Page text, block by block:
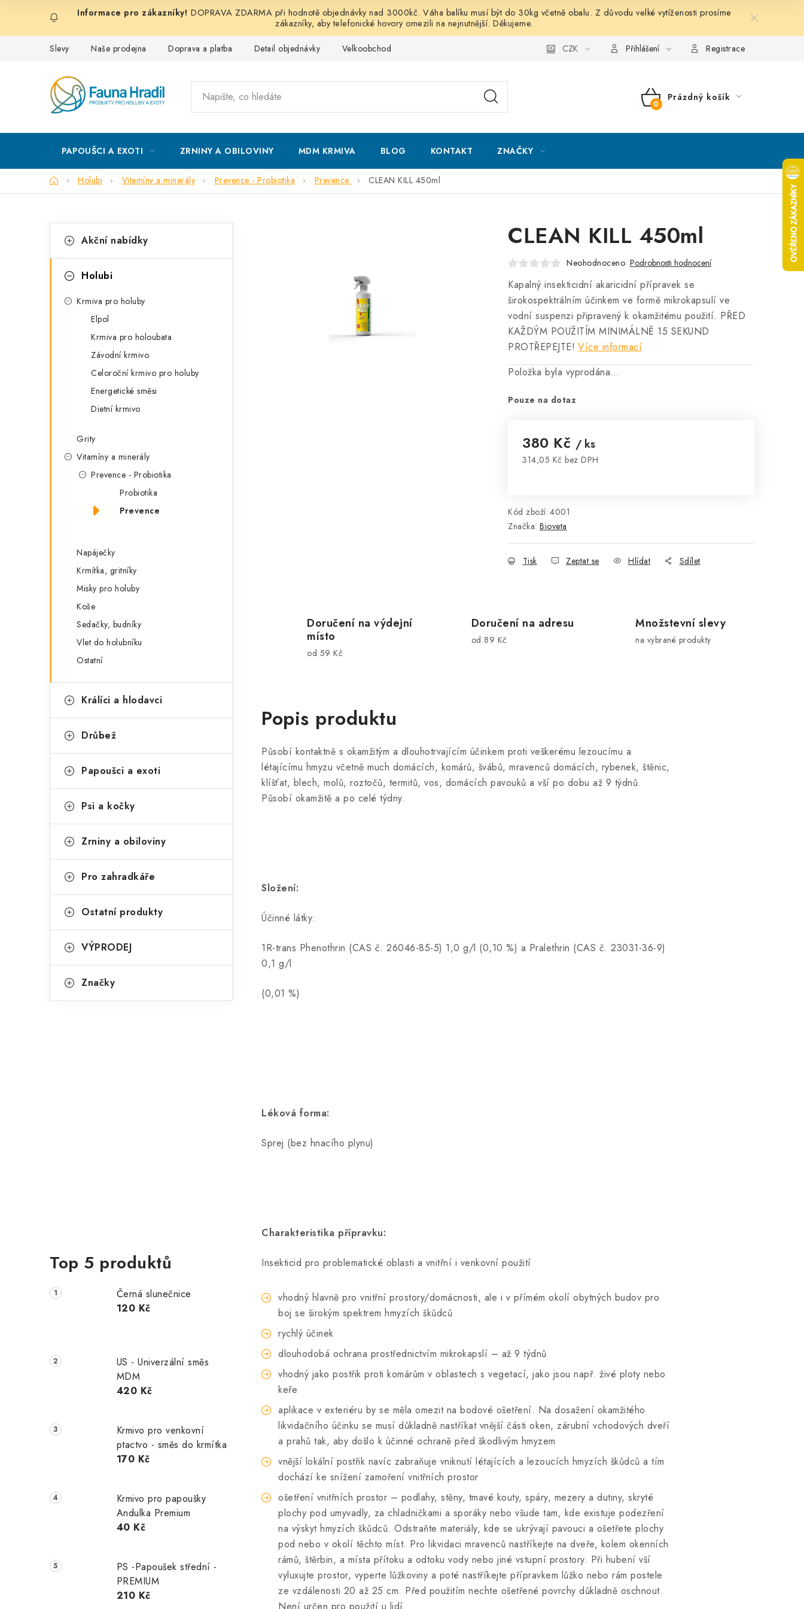
obsah
DOPRAVA ZDARMA při hodnotě objednávky nad 3000kč. Váha balíku musí být do 30kg včetně obalu. Z důvodu velké vytíženosti prosíme
zákazníky, aby telefonické hovory omezili na nejnutnější. Děkujeme.
Slevy Naše prodejna Doprava a platba Detail objednávky Velkoobchod Podmínky ochrany osobních údajů Mapa serveru Kontakt
CZK Přihlášení Registrace
NÁKUPNÍ
Prázdný košík
PAPOUŠCI A EXOTI ZRNINY A OBILOVINY MDM KRMIVA BLOG KONTAKT ZNAČKY
DomůHolubi Vitamíny a minerály Prevence - Probiotika Prevence CLEAN KILL 450ml
okategorie
a
Akční nabídky
Holubi
Krmiva pro holuby
Elpol
Krmiva pro holoubata
Závodní krmivo
Celoroční krmivo pro holuby
Energetické směsi
Dietní krmivo
Grity
Vitamíny a minerály
Prevence - Probiotika
Probiotika
Prevence
Napáječky
Krmítka, gritníky
Misky pro holuby
Koše
Sedačky, budníky
Vlet do holubníku
Ostatní
Králíci a hlodavci
Drůbež
Papoušci a exoti
Psi a kočky
Zrniny a obiloviny
Pro zahradkáře
Ostatní produkty
VÝPRODEJ
Značky
Top 5 produktů
Černá slunečnice
120 Kč
US - Univerzální směs
MDM
420 Kč
Krmivo pro venkovní
ptactvo - směs do krmítka
170 Kč
Krmivo pro papoušky
Andulka Premium
40 Kč
PS -Papoušek střední -
PREMIUM
210 Kč
CLEAN KILL 450ml
Neohodnoceno Podrobnosti hodnocení
Kapalný insekticidní akaricidní přípravek se
širokospektrálním účinkem ve formě mikrokapsulí ve
vodní suspenzi připravený k okamžitému použití. PŘED
KAŽDÝM POUŽITÍM MINIMÁLNĚ 15 SEKUND
PROTŘEPEJTE! Více informací
Položka byla vyprodána…
Pouze na dotaz
380 Kč / ks
314,05 Kč bez DPH
Kód zboží: 4001
Značka: Bioveta
Tisk Zeptat se Hlídat Sdílet
Doručení na výdejní
místo
od 59 Kč
Doručení na adresu
od 89 Kč
Množstevní slevy
na vybrané produkty
Popis produktu
Působí kontaktně s okamžitým a dlouhotrvajícím účinkem proti veškerému lezoucímu a
létajícímu hmyzu včetně much domácích, komárů, švábů, mravenců domácích, rybenek, štěnic,
klíšťat, blech, molů, roztočů, termitů, vos, domácích pavouků a vší po dobu až 9 týdnů.
Působí okamžitě a po celé týdny.
Složení:
Účinné látky:
1R-trans Phenothrin (CAS č. 26046-85-5) 1,0 g/l (0,10 %) a Pralethrin (CAS č. 23031-36-9)
0,1 g/l
(0,01 %)
Léková forma:
Sprej (bez hnacího plynu)
Charakteristika přípravku:
Insekticid pro problematické oblasti a vnitřní i venkovní použití
vhodný hlavně pro vnitřní prostory/domácnosti, ale i v přímém okolí obytných budov pro
boj se širokým spektrem hmyzích škůdců
rychlý účinek
dlouhodobá ochrana prostřednictvím mikrokapslí – až 9 týdnů
vhodný jako postřik proti komárům v oblastech s vegetací, jako jsou např. živé ploty nebo
keře
aplikace v exteriéru by se měla omezit na bodové ošetření. Na dosažení okamžitého
likvidačního účinku se musí důkladně nastříkat vnější části oken, zárubní vchodových dveří
a prahů tak, aby došlo k účinné ochraně před škodlivým hmyzem
vnější lokální postřik navíc zabraňuje vniknutí létajících a lezoucích hmyzích škůdců a tím
dochází ke snížení zamoření vnitřních prostor
ošetření vnitřních prostor – podlahy, stěny, tmavé kouty, spáry, mezery a dutiny, skryté
plochy pod umyvadly, za chladničkami a sporáky nebo všude tam, kde existuje podezření
na výskyt hmyzích škůdců. Odstraňte materiály, kde se ukrývají pavouci a ošetřete plochy
pod nebo v okolí těchto míst. Pro likvidaci mravenců nastříkejte na dveře, kolem okenních
rámů, štěrbin, a místa přítoku a odtoku vody nebo jiné vstupní prostory. Při hubení vší
vyluxujte prostor, vyperte lůžkoviny a poté nastříkejte přípravkem lůžko nebo rám postele
ze vzdálenosti 20 až 25 cm. Před použitím nechte ošetřené povrchy důkladně oschnout.